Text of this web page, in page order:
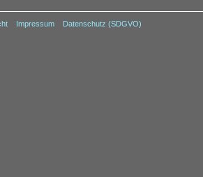
Impressum Datenschutz (SDGVO)